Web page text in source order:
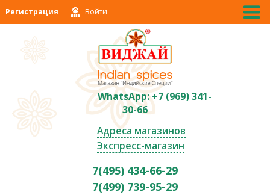
Регистрация Войти
WhatsApp: +7 (969) 341-
30-66
Адреса магазинов
Экспресс-магазин
7(495) 434-66-29
7(499) 739-95-29